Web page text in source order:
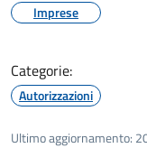
Imprese
Categorie:
Autorizzazioni
Ultimo aggiornamento: